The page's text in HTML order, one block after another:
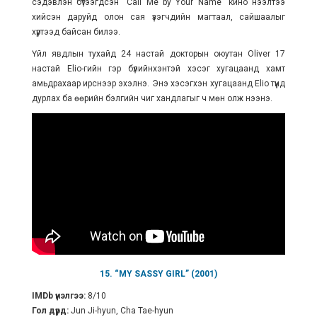
сэдэвлэн бүтээгдсэн “Call Me by Your Name” кино нээлтээ
хийсэн даруйд олон сая үзэгчдийн магтаал, сайшаалыг
хүртээд байсан билээ.
Үйл явдлын тухайд 24 настай докторын оюутан Oliver 17
настай Elio-гийн гэр бүлийнхэнтэй хэсэг хугацаанд хамт
амьдрахаар ирснээр эхэлнэ. Энэ хэсэгхэн хугацаанд Elio түүнд
дурлах ба өөрийн бэлгийн чиг хандлагыг ч мөн олж нээнэ.
15. “MY SASSY GIRL” (2001)
IMDb үнэлгээ: 8/10
Гол дүрд: Jun Ji-hyun, Cha Tae-hyun